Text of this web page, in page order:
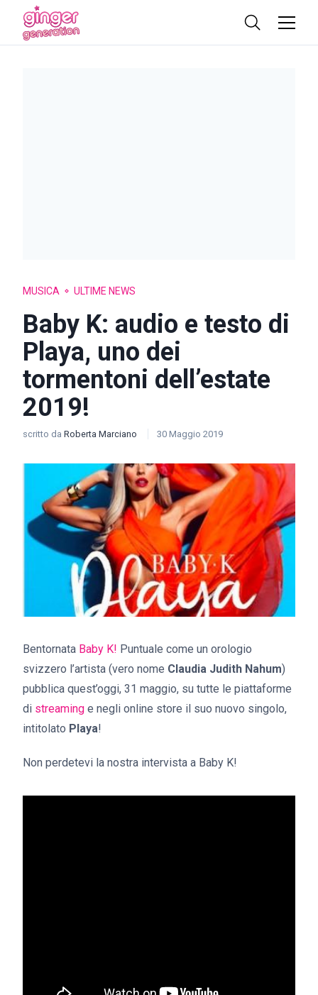
MUSICA ULTIME NEWS
Baby K: audio e testo di
Playa, uno dei
tormentoni dell’estate
2019!
scritto da Roberta Marciano 30 Maggio 2019
Bentornata Baby K! Puntuale come un orologio
svizzero l’artista (vero nome Claudia Judith Nahum)
pubblica quest’oggi, 31 maggio, su tutte le piattaforme
di streaming e negli online store il suo nuovo singolo,
intitolato Playa!
Non perdetevi la nostra intervista a Baby K!